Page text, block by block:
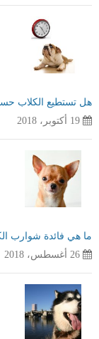
هل تستطيع الكلاب
19 أكتوبر، 2018
ما هي فائدة شوارب
26 أغسطس، 2018